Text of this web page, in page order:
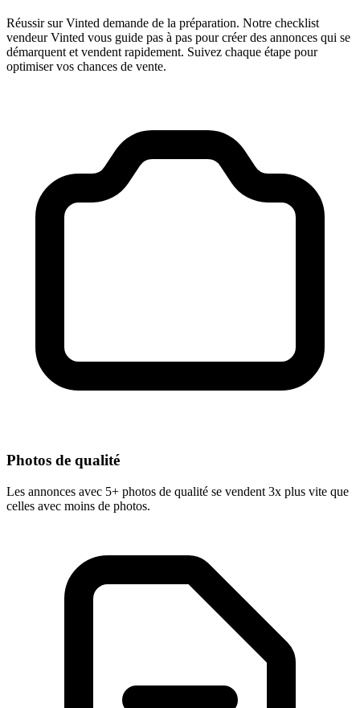
Réussir sur Vinted demande de la préparation. Notre checklist
vendeur Vinted vous guide pas à pas pour créer des annonces qui se
démarquent et vendent rapidement. Suivez chaque étape pour
optimiser vos chances de vente.
Photos de qualité
Les annonces avec 5+ photos de qualité se vendent 3x plus vite que
celles avec moins de photos.